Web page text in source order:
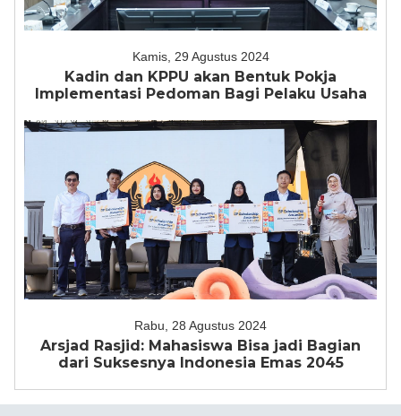
Kamis, 29 Agustus 2024
Kadin dan KPPU akan Bentuk Pokja
Implementasi Pedoman Bagi Pelaku Usaha
Rabu, 28 Agustus 2024
Arsjad Rasjid: Mahasiswa Bisa jadi Bagian
dari Suksesnya Indonesia Emas 2045